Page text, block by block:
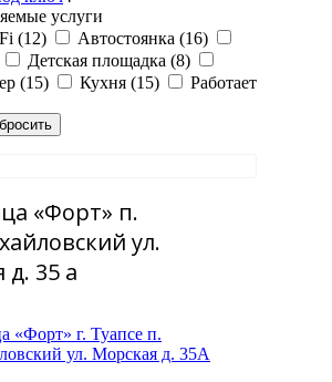
услуги
(12)
Автостоянка (16)
Детская площадка (8)
(15)
Кухня (15)
Работает
«Форт» п.
ул.
д. 35 а